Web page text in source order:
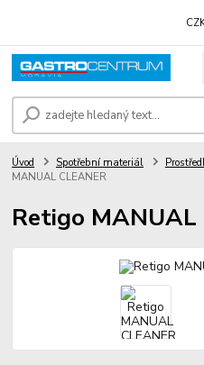
Úvod Spotřební materiál
MANUAL CLEANER
Retigo MANUAL